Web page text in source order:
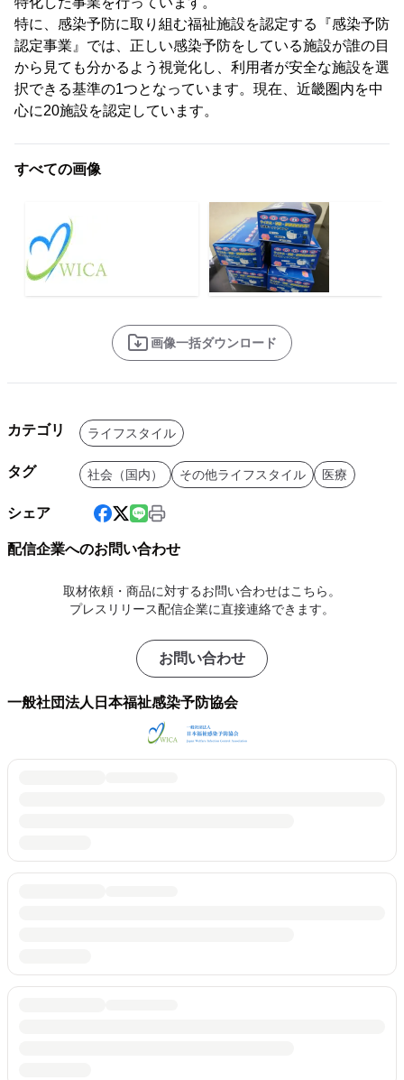
特に、感染予防に取り組む福祉施設を認定する『感染予防
認定事業』では、正しい感染予防をしている施設が誰の目
から見ても分かるよう視覚化し、利用者が安全な施設を選
択できる基準の1つとなっています。現在、近畿圏内を中
心に20施設を認定しています。
すべての画像
画像一括ダウンロード
カテゴリ ライフスタイル
タグ 社会（国内） その他ライフスタイル 医療
シェア
配信企業へのお問い合わせ
取材依頼・商品に対するお問い合わせはこちら。
プレスリリース配信企業に直接連絡できます。
お問い合わせ
一般社団法人日本福祉感染予防協会